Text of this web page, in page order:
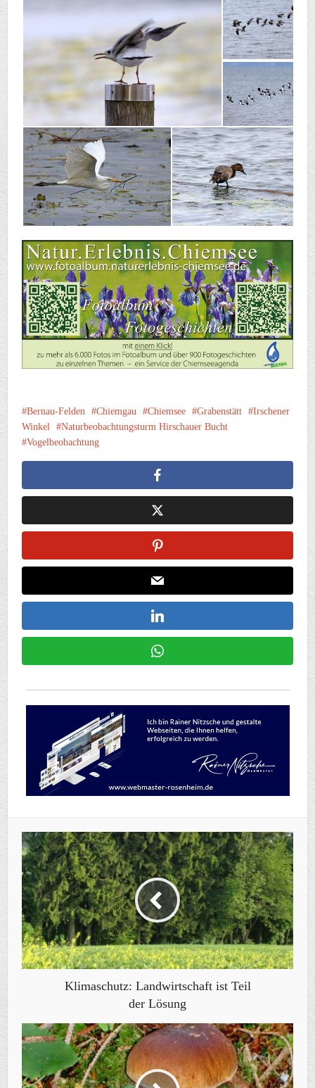
Bernau-Felden Chiemgau Chiemsee Grabenstätt
Irschener
Winkel
Naturbeobachtungsturm Hirschauer Bucht
Vogelbeobachtung
Klimaschutz: Landwirtschaft ist Teil
der Lösung